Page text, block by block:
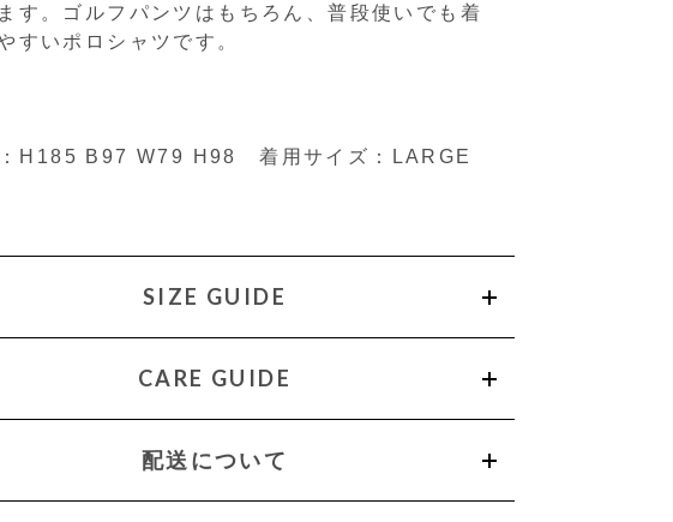
す。ゴルフパンツはもちろん、普段使いでも着
すいポロシャツです。
H185 B97 W79 H98 着用サイズ：LARGE
SIZE GUIDE
CARE GUIDE
配送について